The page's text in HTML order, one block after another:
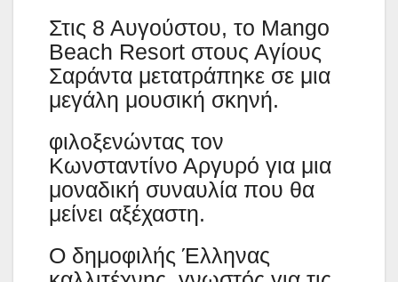
Στις 8 Αυγούστου, το Mango
Beach Resort στους Αγίους
Σαράντα μετατράπηκε σε μια
μεγάλη μουσική σκηνή.
φιλοξενώντας τον
Κωνσταντίνο Αργυρό για μια
μοναδική συναυλία που θα
μείνει αξέχαστη.
Ο δημοφιλής Έλληνας